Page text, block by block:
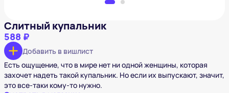
Слитный купальник
588 ₽
Добавить в вишлист
Есть ощущение, что в мире нет ни одной женщины, которая
захочет надеть такой купальник. Но если их выпускают, значит,
это все-таки кому-то нужно.